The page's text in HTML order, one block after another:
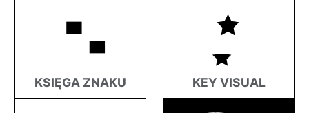
KSIĘGA ZNAKU KEY VISUAL